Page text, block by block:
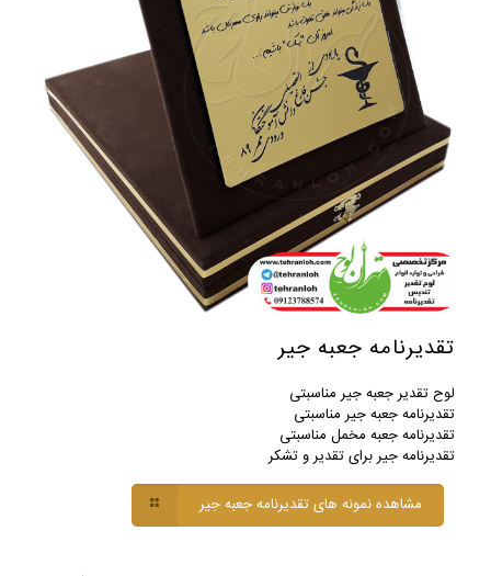
تقدیرنامه جعبه جیر
لوح تقدیر جعبه جیر مناسبتی
تقدیرنامه جعبه جیر مناسبتی
تقدیرنامه جعبه مخمل مناسبتی
تقدیرنامه جیر برای تقدیر و تشکر
مشاهده نمونه های تقدیرنامه جعبه جیر